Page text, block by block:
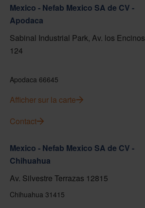
Mexico - Nefab Mexico SA de CV -
Apodaca
Sabinal Industrial Park, Av. los Encinos
124
Apodaca 66645
Afficher sur la carte
Contact
Mexico - Nefab Mexico SA de CV -
Chihuahua
Av. Silvestre Terrazas 12815
Chihuahua 31415